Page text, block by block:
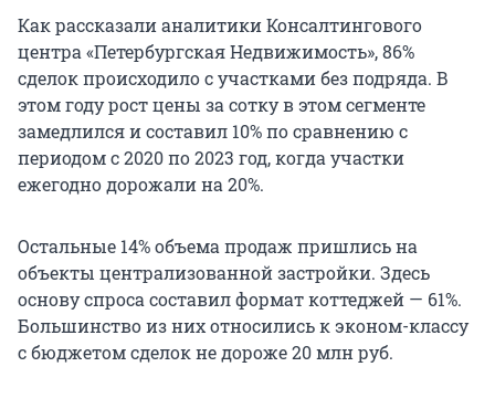
Как рассказали аналитики Консалтингового
центра «Петербургская Недвижимость», 86%
сделок происходило с участками без подряда. В
этом году рост цены за сотку в этом сегменте
замедлился и составил 10% по сравнению с
периодом с 2020 по 2023 год, когда участки
ежегодно дорожали на 20%.
Остальные 14% объема продаж пришлись на
объекты централизованной застройки. Здесь
основу спроса составил формат коттеджей — 61%.
Большинство из них относились к эконом-классу
с бюджетом сделок не дороже 20 млн руб.